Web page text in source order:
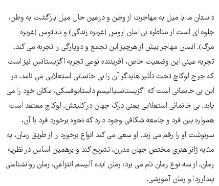
داستان ما با میل به مهاجرت از وطن و درعین حال میل بازگشت به وطن،
جلوه اى است از مناظره بى امان اروس (غریزه زندگى) و تاناتوس (غریزه
مرگ). انسان مهاجر بیش از هرچیز این تجمع و دوپارگى را تجربه مى کند.
تجربه عینى این وضعیت خاص، آفریننده نوعى تجربه اگزیستانس نیز است
که جرج لوکاچ تحت تأثیر هایدگر آن را بى خانمانى استعلایى مى نامد. در
این بى خانمانى است که اگزیستانسیالیسم داستایوفسکى، مکان خود را مى
یابد. بى خانمانى استعلایى یعنى درک جهان در کلیتش. لوکاچ معتقد است
همواره بین فرد و جامعه شکافى وجود دارد که نحوه برخورد فرد با آن،
سرنوشت او را رقم مى زند. او سعى مى کند انواع برخورد را از طریق رمان، به
مثابه ژانر هنرىِ مختص جهان مدرن، تشریح کند و برهمین اساس در نظریه
رمان، از سه نوع رمان نام مى برد: رمان ایده آلیسم انتزاعى، رمان روانشناسى
پندارزدا و رمان آموزشى.